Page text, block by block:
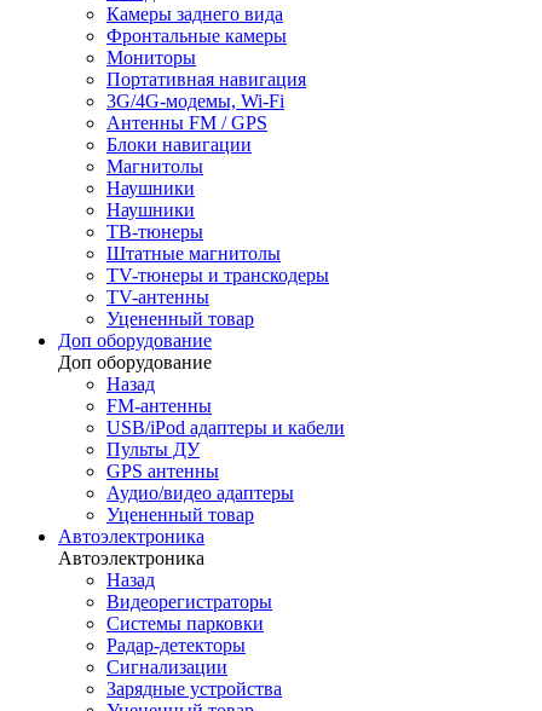
Камеры заднего вида
Фронтальные камеры
Мониторы
Портативная навигация
3G/4G-модемы, Wi-Fi
Антенны FM / GPS
Блоки навигации
Магнитолы
Наушники
Наушники
ТВ-тюнеры
Штатные магнитолы
TV-тюнеры и транскодеры
TV-антенны
Уцененный товар
Доп оборудование
Доп оборудование
Назад
FM-антенны
USB/iPod адаптеры и кабели
Пульты ДУ
GPS антенны
Аудио/видео адаптеры
Уцененный товар
Автоэлектроника
Автоэлектроника
Назад
Видеорегистраторы
Системы парковки
Радар-детекторы
Сигнализации
Зарядные устройства